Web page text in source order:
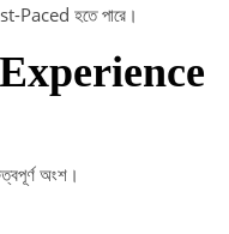
হতে পারে।
অংশ।